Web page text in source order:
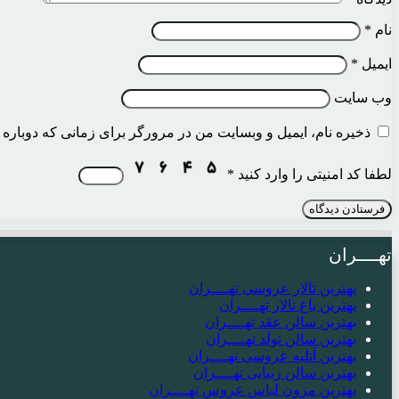
نام *
ایمیل *
وب‌ سایت
ذخیره نام، ایمیل و وبسایت من در مرورگر برای زمانی که
لطفا کد امنیتی را وارد کنید *
تهــــران
بهترین تالار عروسی تهــــران
بهترین باغ تالار تهــــران
بهترین سالن عقد تهــــران
بهترین سالن تولد تهــــران
بهترین آتلیه عروسی تهــــران
بهترین سالن زیبایی تهــــران
بهترین مزون لباس عروس تهــــران